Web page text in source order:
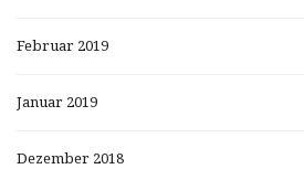
Februar 2019
Januar 2019
Dezember 2018